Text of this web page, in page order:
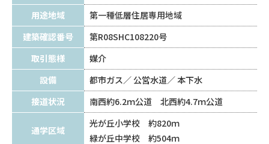
用途地域
第一種低層住居専用地域
建築確認番号
第R08SHC108220号
取引態様
媒介
設備
都市ガス 公営水道
本下水
接道状況
南西約6.2ｍ公道 北西約4.7ｍ公道
通学区域
光が丘小学校 約820ｍ
緑が丘中学校 約504ｍ